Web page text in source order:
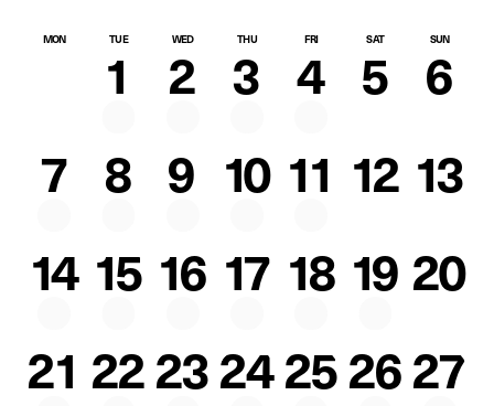
MON TUE WED THU FRI SAT SUN
1 2 3 4 5 6
7 8 9 10 11 12 13
14 15 16 17 18 19 20
21 222324252627